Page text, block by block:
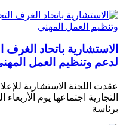
الاستشارية باتحاد
لدعم وتنظيم العمل
عقدت اللجنة الاستشارية
برئاسة